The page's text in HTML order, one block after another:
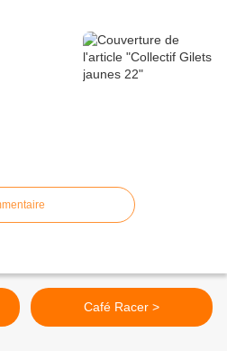
Café Racer >